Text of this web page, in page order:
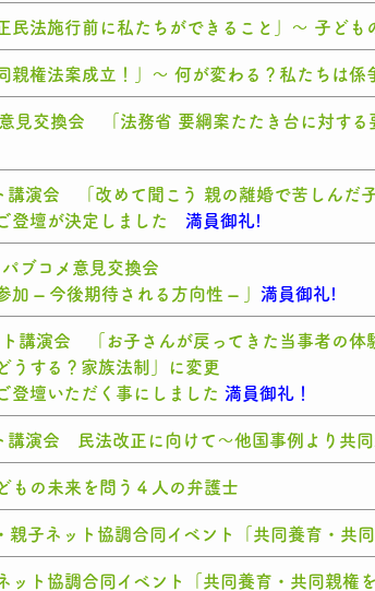
民法施行前に私たちができること」～ 子ど
親権法案成立！」～ 何が変わる？私たちは係
見交換会 「法務省 要綱案たたき台に対する
演会 「改めて聞こう 親の離婚で苦しんだ
登壇が決定しました満員御礼!
ブコメ意見交換会
加 – 今後期待される方向性 – 」満員御礼!
講演会 「お子さんが戻ってきた当事者の体
うする？家族法制」に変更
登壇いただく事にしました満員御礼！
講演会 民法改正に向けて～他国事例より共
の未来を問う４⼈の弁護⼠
親子ネット協調合同イベント「共同養育・共同
ット協調合同イベント「共同養育・共同親権